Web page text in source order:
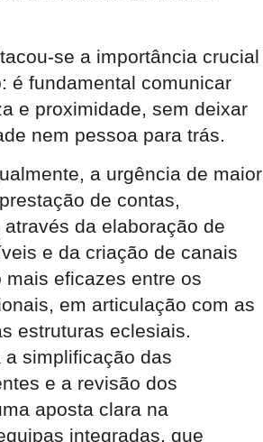
se a importância crucial
é fundamental comunicar
e proximidade, sem deixar
nem pessoa para trás.
a urgência de maior
de contas,
da elaboração de
e da criação de canais
eficazes entre os
em articulação com as
estruturas eclesiais.
a simplificação das
e a revisão dos
aposta clara na
integradas, que